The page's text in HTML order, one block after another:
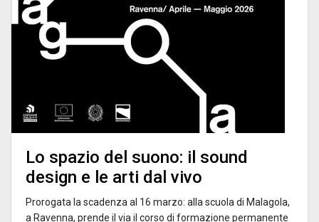
Lo spazio del suono: il sound
design e le arti dal vivo
Prorogata la scadenza al 16 marzo: alla scuola di Malagola,
a Ravenna, prende il via il corso di formazione permanente